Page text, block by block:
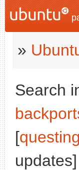
»
Search
[